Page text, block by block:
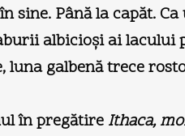
sine. Până la capăt.
albicioşi ai lacului
luna galbenă trece
în pregătire Ithaca,